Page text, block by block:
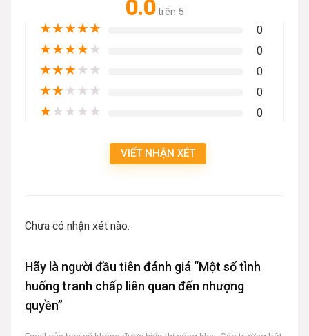
0.0 trên 5
★★★★★ 0
★★★★★ 0
★★★★★ 0
★★★★★ 0
★★★★★ 0
VIẾT NHẬN XÉT
Chưa có nhận xét nào.
Hãy là người đầu tiên đánh giá “Một số tình
huống tranh chấp liên quan đến nhượng
quyền”